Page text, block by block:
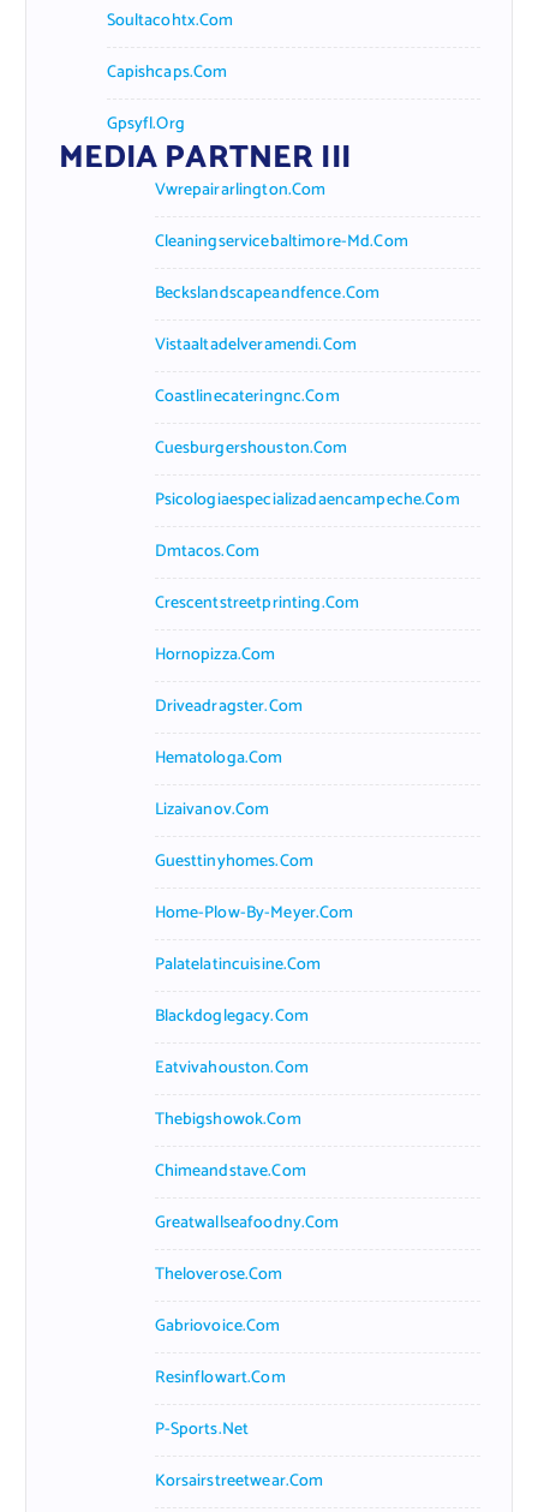
Soultacohtx.com
Capishcaps.com
Gpsyfl.org
MEDIA PARTNER III
Vwrepairarlington.com
Cleaningservicebaltimore-Md.com
Beckslandscapeandfence.com
Vistaaltadelveramendi.com
Coastlinecateringnc.com
Cuesburgershouston.com
Psicologiaespecializadaencampeche.com
Dmtacos.com
Crescentstreetprinting.com
Hornopizza.com
Driveadragster.com
Hematologa.com
Lizaivanov.com
Guesttinyhomes.com
Home-Plow-By-Meyer.com
Palatelatincuisine.com
Blackdoglegacy.com
Eatvivahouston.com
Thebigshowok.com
Chimeandstave.com
Greatwallseafoodny.com
Theloverose.com
Gabriovoice.com
Resinflowart.com
P-Sports.net
Korsairstreetwear.com